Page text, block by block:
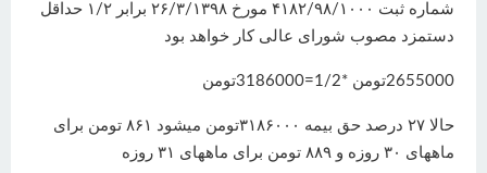
شماره ثبت ۴۱۸۲/۹۸/۱۰۰۰ مورخ ۲۶/۳/۱۳۹۸ برابر ۱/۲ حداقل
دستمزد مصوب شورای عالی کار خواهد بود
2655000تومن *1/2=3186000تومن
حالا ۲۷ درصد حق بیمه ۳۱۸۶۰۰۰تومن میشود ۸۶۱ تومن برای
ماههای ۳۰ روزه و ۸۸۹ تومن برای ماههای ۳۱ روزه